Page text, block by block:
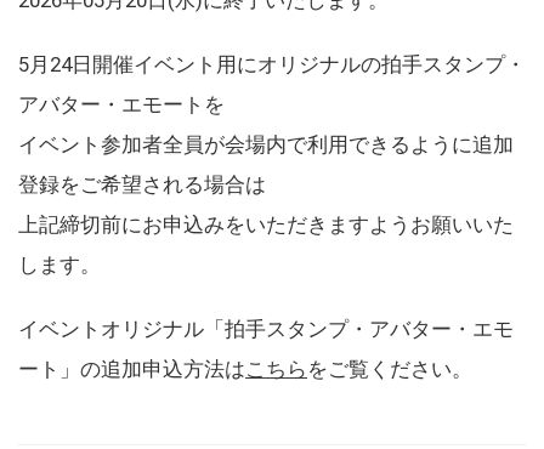
5月24日開催イベント用にオリジナルの拍手スタンプ・
アバター・エモートを
イベント参加者全員が会場内で利用できるように追加
登録をご希望される場合は
上記締切前にお申込みをいただきますようお願いいた
します。
イベントオリジナル「拍手スタンプ・アバター・エモ
ート」の追加申込方法はこちら をご覧ください。